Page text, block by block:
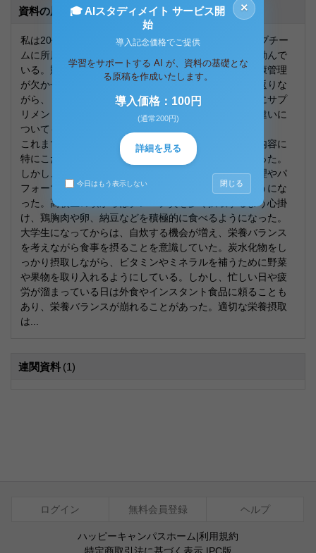
資料の原本内容
私は20代で、趣味の範囲ではあるが、陸上競技のクラブチー
ムに所属し、短距離選手として日々のトレーニングに励んで
いる。競技力を向上させるためには、適切な食事と健康管理
が欠かせない。本レポートでは、自身の食生活を振り返りな
がら、「食」と「健康」の関係について考察し、さらにサプ
リメントの必要性や選び方、「食品」と「医薬品」の違いに
ついても述べていく。
これまでの食生活を振り返ると、小学生の頃は食事の内容に
特にこだわりはなく、好きなものを食べることが多かった。
しかし、高校・大学と陸上競技を続ける中で、体調管理やパ
フォーマンス向上のために食事の重要性を意識するようにな
った。高校生の頃からはタンパク質を多く摂取するよう心掛
け、鶏胸肉や卵、納豆などを積極的に食べるようになった。
大学生になってからは、自炊する機会が増え、栄養バランス
を考えながら食事を摂ることを意識していた。炭水化物をし
っかり摂取しながら、ビタミンやミネラルを補うために野菜
や果物を取り入れるようにしている。しかし、忙しい日や疲
労が溜まっている日は外食やインスタント食品に頼ることも
あり、栄養バランスが崩れることがあった。適切な栄養摂取
は...
連関資料 (1)
ログイン 無料会員登録 ヘルプ
ハッピーキャンパスホーム|利用規約
×
🎓 AIスタディメイト サービス開
始
導入記念価格でご提供
学習をサポートする AI が、資料の基礎とな
る原稿を作成いたします。
導入価格：100円
(通常200円)
詳細を見る
今日はもう表示しない 閉じる